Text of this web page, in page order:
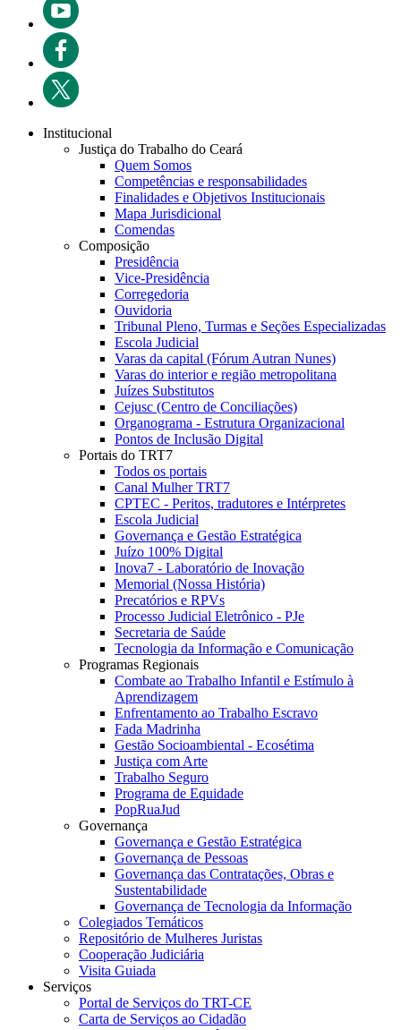
Institucional
Justiça do Trabalho do Ceará
Quem Somos
Competências e responsabilidades
Finalidades e Objetivos Institucionais
Mapa Jurisdicional
Comendas
Composição
Presidência
Vice-Presidência
Corregedoria
Ouvidoria
Tribunal Pleno, Turmas e Seções Especializadas
Escola Judicial
Varas da capital (Fórum Autran Nunes)
Varas do interior e região metropolitana
Juízes Substitutos
Cejusc (Centro de Conciliações)
Organograma - Estrutura Organizacional
Pontos de Inclusão Digital
Portais do TRT7
Todos os portais
Canal Mulher TRT7
CPTEC - Peritos, tradutores e Intérpretes
Escola Judicial
Governança e Gestão Estratégica
Juízo 100% Digital
Inova7 - Laboratório de Inovação
Memorial (Nossa História)
Precatórios e RPVs
Processo Judicial Eletrônico - PJe
Secretaria de Saúde
Tecnologia da Informação e Comunicação
Programas Regionais
Combate ao Trabalho Infantil e Estímulo à
Aprendizagem
Enfrentamento ao Trabalho Escravo
Fada Madrinha
Gestão Socioambiental - Ecosétima
Justiça com Arte
Trabalho Seguro
Programa de Equidade
PopRuaJud
Governança
Governança e Gestão Estratégica
Governança de Pessoas
Governança das Contratações, Obras e
Sustentabilidade
Governança de Tecnologia da Informação
Colegiados Temáticos
Repositório de Mulheres Juristas
Cooperação Judiciária
Visita Guiada
Serviços
Portal de Serviços do TRT-CE
Carta de Serviços ao Cidadão